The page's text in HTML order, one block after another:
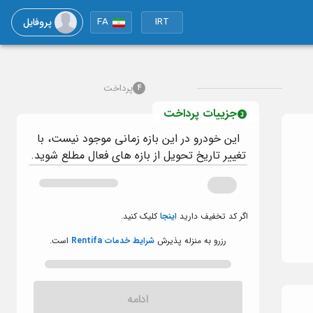
IRT
FA پروفایل
4 پرداخت
جزییات پرداخت
این خودرو در این بازه زمانی موجود نیست، با
تغییر تاریخ تحویل از بازه های فعال مطلع شوید.
اگر کد تخفیف دارید اینجاکلیک کنید.
رزرو به منزله پذیرش شرایط خدمات Rentifa است.
ادامه